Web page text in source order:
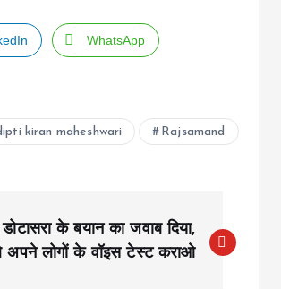
WhatsApp
kiran maheshwari Rajsamand
के बयान का जवाब दिया,
अपने लोगों के वॉइस टेस्ट कराओ